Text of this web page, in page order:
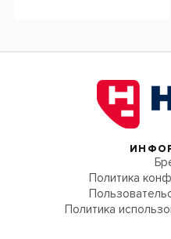
Политика
Политика